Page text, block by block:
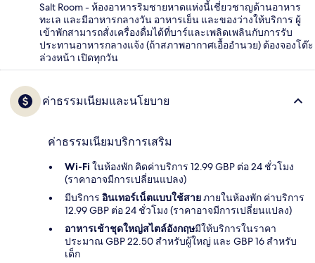
Salt Room - ห้องอาหารริมชายหาดแห่งนี้เชี่ยวชาญด้านอาหาร
ทะเล และมีอาหารกลางวัน อาหารเย็น และของว่างให้บริการ ผู้
เข้าพักสามารถสั่งเครื่องดื่มได้ที่บาร์และเพลิดเพลินกับการรับ
ประทานอาหารกลางแจ้ง (ถ้าสภาพอากาศเอื้ออำนวย) ต้องจองโต๊ะ
ล่วงหน้า เปิดทุกวัน
ค่าธรรมเนียมและนโยบาย
ค่าธรรมเนียมบริการเสริม
Wi-Fi ในห้องพัก คิดค่าบริการ 12.99 GBP ต่อ 24 ชั่วโมง
(ราคาอาจมีการเปลี่ยนแปลง)
มีบริการ อินเทอร์เน็ตแบบใช้สายภายในห้องพัก ค่าบริการ
12.99 GBP ต่อ 24 ชั่วโมง (ราคาอาจมีการเปลี่ยนแปลง)
อาหารเช้าชุดใหญ่สไตล์อังกฤษมีให้บริการในราคา
ประมาณ GBP 22.50 สำหรับผู้ใหญ่ และ GBP 16 สำหรับ
เด็ก